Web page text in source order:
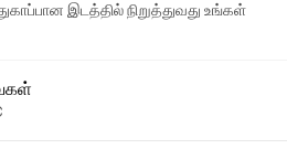
இடத்தில் நிறுத்துவது உங்கள்